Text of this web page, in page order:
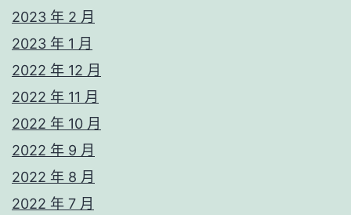
2023 年 2 月
2023 年 1 月
2022 年 12 月
2022 年 11 月
2022 年 10 月
2022 年 9 月
2022 年 8 月
2022 年 7 月